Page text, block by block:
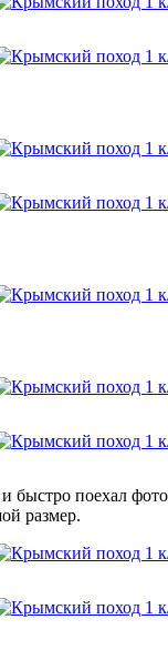
быстро поехал
размер.